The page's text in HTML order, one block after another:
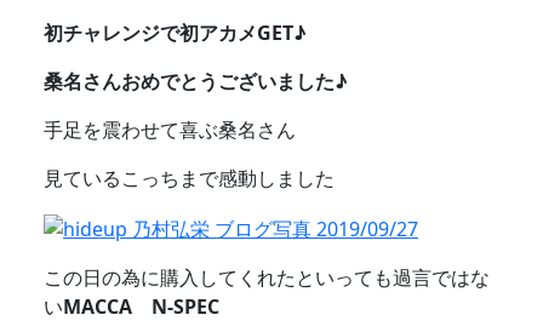
初チャレンジで初アカメGET♪
桑名さんおめでとうございました♪
手足を震わせて喜ぶ桑名さん
見ているこっちまで感動しました
この日の為に購入してくれたといっても過言ではな
いMACCA N-SPEC